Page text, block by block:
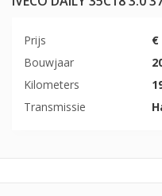
Prijs
€
Bouwjaar
Kilometers
Transmissie